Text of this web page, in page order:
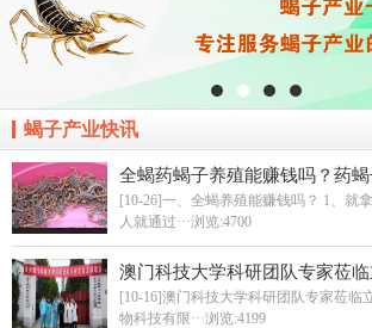
蝎子产业快讯
全蝎药蝎子养殖能赚钱吗？药
少？
[10-26]一、全蝎养殖能赚钱吗？ 1、就
人就通过···浏览:4700
澳门科技大学科研团队专家莅
[10-16]澳门科技大学科研团队专家莅临
物科技有限···浏览:4199